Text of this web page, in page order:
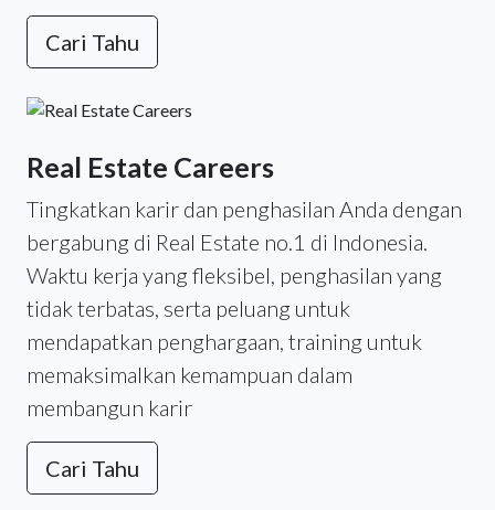
Cari Tahu
Real Estate Careers
Tingkatkan karir dan penghasilan Anda dengan
bergabung di Real Estate no.1 di Indonesia.
Waktu kerja yang fleksibel, penghasilan yang
tidak terbatas, serta peluang untuk
mendapatkan penghargaan, training untuk
memaksimalkan kemampuan dalam
membangun karir
Cari Tahu